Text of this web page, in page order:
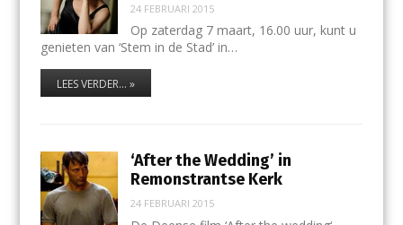
24 FEBRUARI 2015
Op zaterdag 7 maart, 16.00 uur, kunt u
genieten van ‘Stem in de Stad’ in…
LEES VERDER... »
‘After the Wedding’ in
Remonstrantse Kerk
24 FEBRUARI 2015